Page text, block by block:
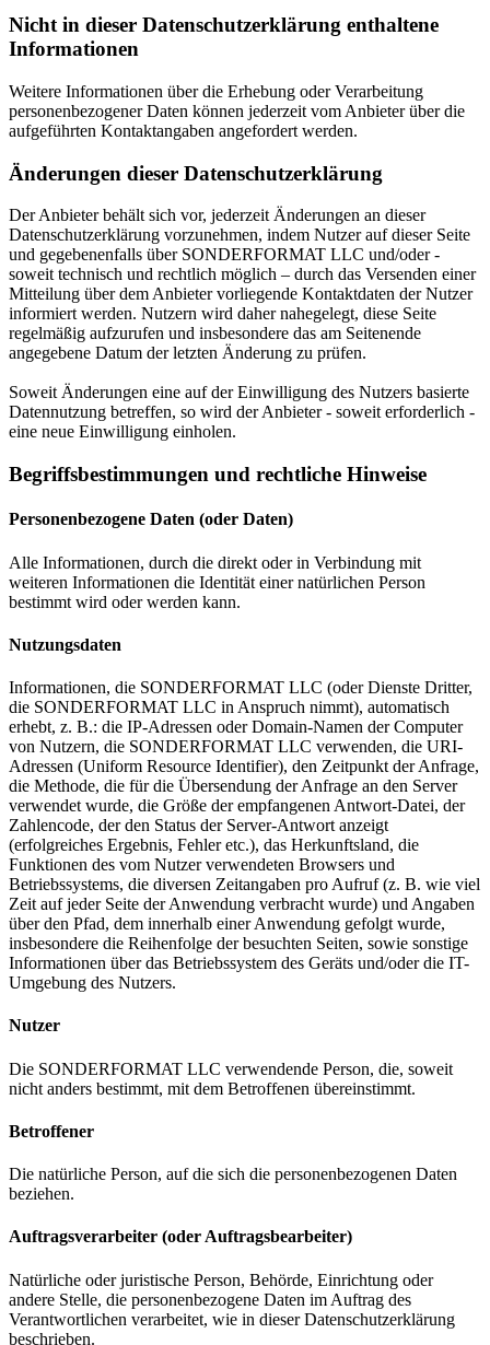
Nicht in dieser Datenschutzerklärung enthaltene
Informationen
Weitere Informationen über die Erhebung oder Verarbeitung
personenbezogener Daten können jederzeit vom Anbieter über die
aufgeführten Kontaktangaben angefordert werden.
Änderungen dieser Datenschutzerklärung
Der Anbieter behält sich vor, jederzeit Änderungen an dieser
Datenschutzerklärung vorzunehmen, indem Nutzer auf dieser Seite
und gegebenenfalls über SONDERFORMAT LLC und/oder -
soweit technisch und rechtlich möglich – durch das Versenden einer
Mitteilung über dem Anbieter vorliegende Kontaktdaten der Nutzer
informiert werden. Nutzern wird daher nahegelegt, diese Seite
regelmäßig aufzurufen und insbesondere das am Seitenende
angegebene Datum der letzten Änderung zu prüfen.
Soweit Änderungen eine auf der Einwilligung des Nutzers basierte
Datennutzung betreffen, so wird der Anbieter - soweit erforderlich -
eine neue Einwilligung einholen.
Begriffsbestimmungen und rechtliche Hinweise
Personenbezogene Daten (oder Daten)
Alle Informationen, durch die direkt oder in Verbindung mit
weiteren Informationen die Identität einer natürlichen Person
bestimmt wird oder werden kann.
Nutzungsdaten
Informationen, die SONDERFORMAT LLC (oder Dienste Dritter,
die SONDERFORMAT LLC in Anspruch nimmt), automatisch
erhebt, z. B.: die IP-Adressen oder Domain-Namen der Computer
von Nutzern, die SONDERFORMAT LLC verwenden, die URI-
Adressen (Uniform Resource Identifier), den Zeitpunkt der Anfrage,
die Methode, die für die Übersendung der Anfrage an den Server
verwendet wurde, die Größe der empfangenen Antwort-Datei, der
Zahlencode, der den Status der Server-Antwort anzeigt
(erfolgreiches Ergebnis, Fehler etc.), das Herkunftsland, die
Funktionen des vom Nutzer verwendeten Browsers und
Betriebssystems, die diversen Zeitangaben pro Aufruf (z. B. wie viel
Zeit auf jeder Seite der Anwendung verbracht wurde) und Angaben
über den Pfad, dem innerhalb einer Anwendung gefolgt wurde,
insbesondere die Reihenfolge der besuchten Seiten, sowie sonstige
Informationen über das Betriebssystem des Geräts und/oder die IT-
Umgebung des Nutzers.
Nutzer
Die SONDERFORMAT LLC verwendende Person, die, soweit
nicht anders bestimmt, mit dem Betroffenen übereinstimmt.
Betroffener
Die natürliche Person, auf die sich die personenbezogenen Daten
beziehen.
Auftragsverarbeiter (oder Auftragsbearbeiter)
Natürliche oder juristische Person, Behörde, Einrichtung oder
andere Stelle, die personenbezogene Daten im Auftrag des
Verantwortlichen verarbeitet, wie in dieser Datenschutzerklärung
beschrieben.